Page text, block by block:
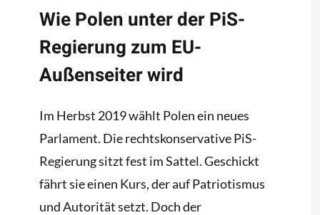
Wie Polen unter der PiS-
Regierung zum EU-
Außenseiter wird
Im Herbst 2019 wählt Polen ein neues
Parlament. Die rechtskonservative PiS-
Regierung sitzt fest im Sattel. Geschickt
fährt sie einen Kurs, der auf Patriotismus
und Autorität setzt. Doch der